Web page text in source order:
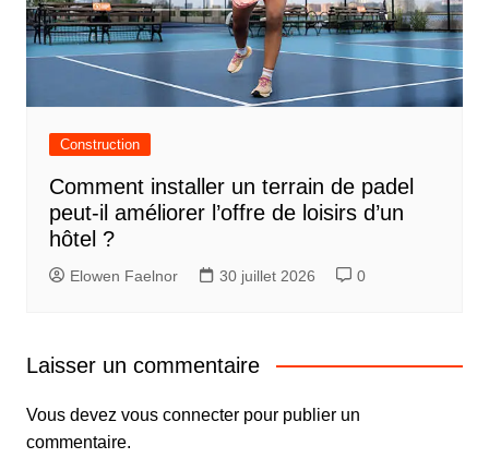
Construction
Comment installer un terrain de padel
peut-il améliorer l’offre de loisirs d’un
hôtel ?
Elowen Faelnor 30 juillet 2026 0
Laisser un commentaire
Vous devez vous connecterpour publier un
commentaire.